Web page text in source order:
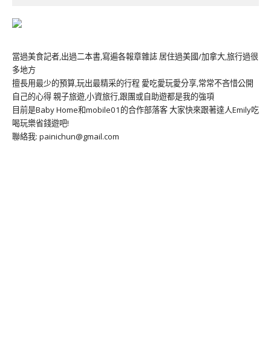
當過美食記者,出過二本書,寫遍各報章雜誌 居住過美國/加拿大,旅行過很
多地方
擅長用最少的預算,玩出最精采的行程 愛吃愛玩愛分享,常常不吝惜公開
自己的心得 親子旅遊,小資旅行,跟團或自助遊都是我的強項
目前是Baby Home和mobile01的合作部落客 大家快來跟著達人Emily吃
喝玩樂省錢遊吧!
聯絡我: painichun@gmail.com